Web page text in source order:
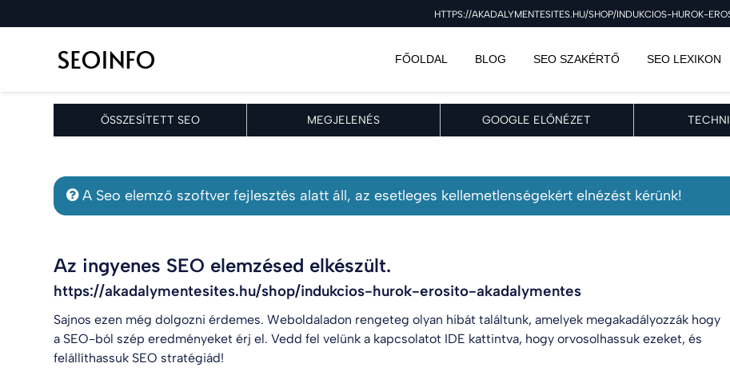
HTTPS://AKADALYMENTESITES.HU/SHOP/INDUKCIOS-HUROK-
FŐOLDAL BLOG SEO SZAKÉRTŐ SEO LEXIKON
ÖSSZESÍTETT SEO MEGJELENÉS GOOGLE ELŐNÉZET
A Seo elemző szoftver fejlesztés alatt áll, az esetleges kellemetlenségekért elnézést kérünk!
Az ingyenes SEO elemzésed elkészült.
https://akadalymentesites.hu/shop/indukcios-hurok-erosito-akadalymentes
Sajnos ezen még dolgozni érdemes. Weboldaladon rengeteg olyan hibát találtunk, amelyek megakadályozzák hogy
a SEO-ból szép eredményeket érj el. Vedd fel velünk a kapcsolatot IDE kattintva, hogy orvosolhassuk ezeket, és
felállíthassuk SEO stratégiád!